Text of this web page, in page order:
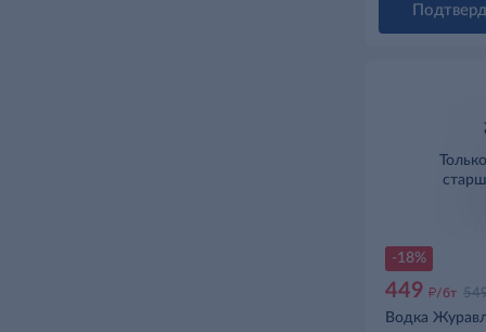
-18%
449 д/бт
Водка